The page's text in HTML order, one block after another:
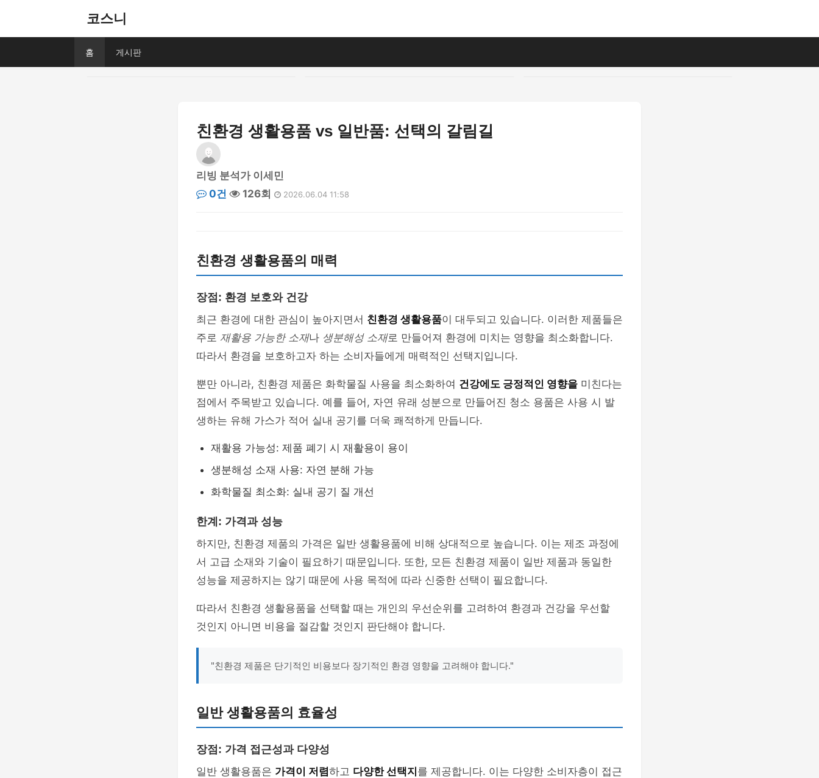
코스니
홈 게시판
친환경 생활용품 vs 일반품: 선택의 갈림길
리빙 분석가 이세민
0건
126회 2026.06.04 11:58
친환경 생활용품의 매력
장점: 환경 보호와 건강
최근 환경에 대한 관심이 높아지면서 친환경 생활용품이 대두되고 있습니다. 이러한 제품들은
주로 재활용 가능한 소재나 생분해성 소재로 만들어져 환경에 미치는 영향을 최소화합니다.
따라서 환경을 보호하고자 하는 소비자들에게 매력적인 선택지입니다.
뿐만 아니라, 친환경 제품은 화학물질 사용을 최소화하여 건강에도 긍정적인 영향을 미친다는
점에서 주목받고 있습니다. 예를 들어, 자연 유래 성분으로 만들어진 청소 용품은 사용 시 발
생하는 유해 가스가 적어 실내 공기를 더욱 쾌적하게 만듭니다.
재활용 가능성: 제품 폐기 시 재활용이 용이
생분해성 소재 사용: 자연 분해 가능
화학물질 최소화: 실내 공기 질 개선
한계: 가격과 성능
하지만, 친환경 제품의 가격은 일반 생활용품에 비해 상대적으로 높습니다. 이는 제조 과정에
서 고급 소재와 기술이 필요하기 때문입니다. 또한, 모든 친환경 제품이 일반 제품과 동일한
성능을 제공하지는 않기 때문에 사용 목적에 따라 신중한 선택이 필요합니다.
따라서 친환경 생활용품을 선택할 때는 개인의 우선순위를 고려하여 환경과 건강을 우선할
것인지 아니면 비용을 절감할 것인지 판단해야 합니다.
"친환경 제품은 단기적인 비용보다 장기적인 환경 영향을 고려해야 합니다."
일반 생활용품의 효율성
장점: 가격 접근성과 다양성
일반 생활용품은 가격이 저렴하고 다양한 선택지 를 제공합니다. 이는 다양한 소비자층이 접근